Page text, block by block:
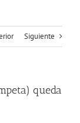
Siguiente
queda